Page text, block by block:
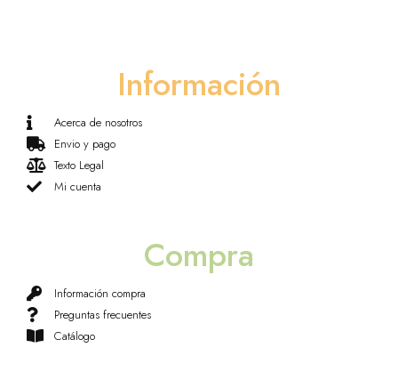
Información
Acerca de nosotros
Envio y pago
Texto Legal
Mi cuenta
Compra
Información compra
Preguntas frecuentes
Catálogo